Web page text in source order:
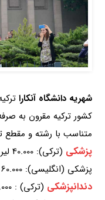
شهریه دانشگاه آنکارا
کشور ترکیه مقرون به
متناسب با رشته و
پزشکی (ترکی): 40.000 لیر
پزشکی (انگلیسی): 60.000 لیر
دندانپزشکی (ترکی) : 24.000 لیر